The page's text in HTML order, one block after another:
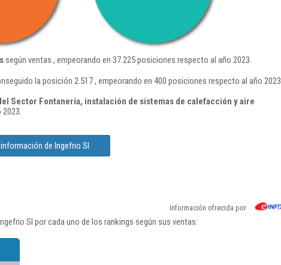
según ventas , empeorando en 37.225 posiciones respecto al año 2023.
la posición 2.517 , empeorando en 400 posiciones respecto al año 2023.
Sector Fontanería, instalación de sistemas de calefacción y aire
de Ingefrio Sl
Información ofrecida por
Sl por cada uno de los rankings según sus ventas: